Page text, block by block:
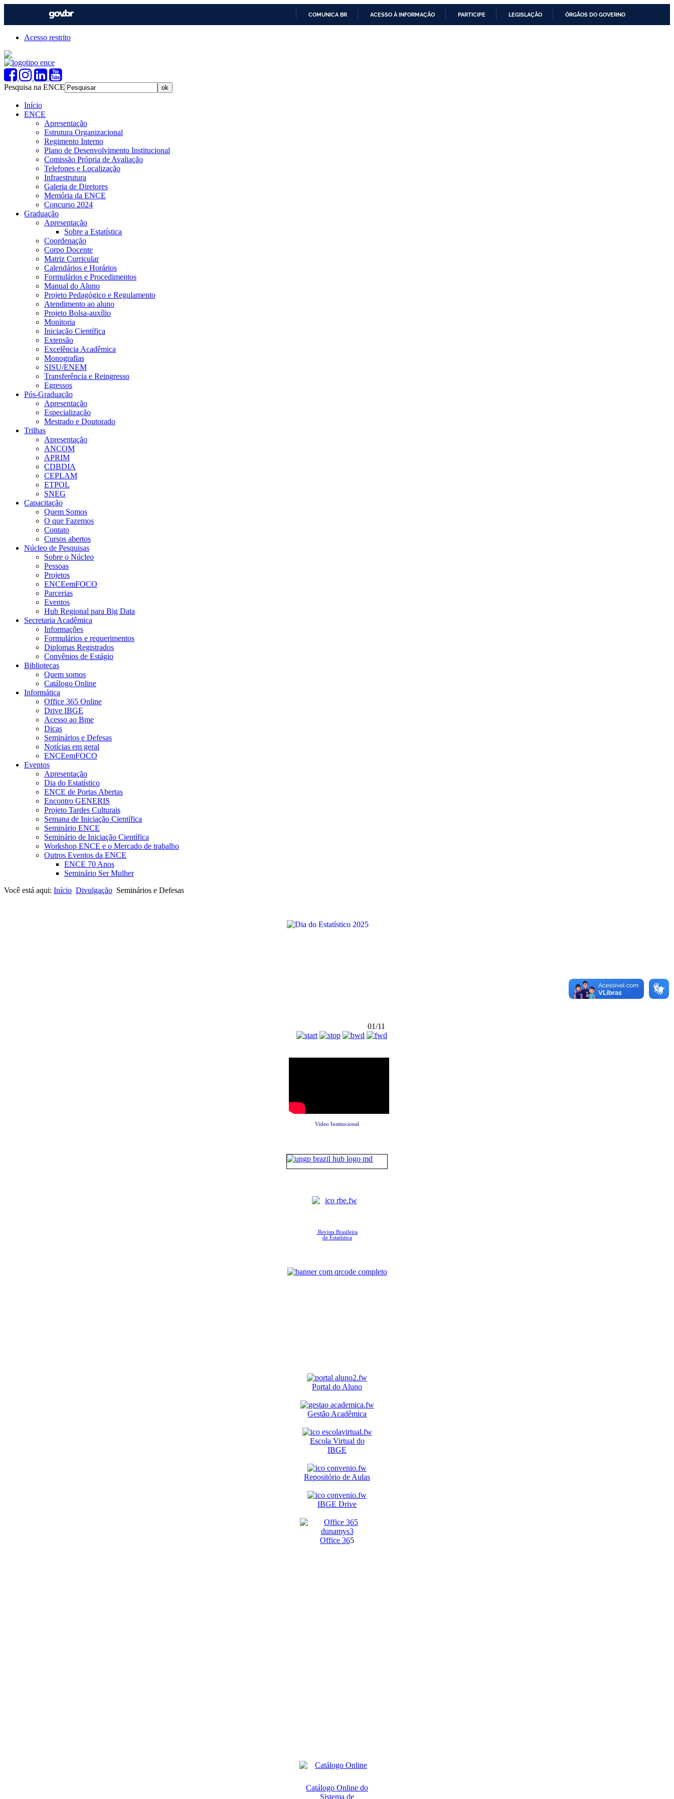
COMUNICA BR ACESSO À INFORMAÇÃO PARTICIPE LEGISLAÇÃO ÓRGÃOS DO GOVERNO
Acesso restrito
Pesquisa na ENCE
Início
ENCE
Apresentação
Estrutura Organizacional
Regimento Interno
Plano de Desenvolvimento Institucional
Comissão Própria de Avaliação
Telefones e Localização
Infraestrutura
Galeria de Diretores
Memória da ENCE
Concurso 2024
Graduação
Apresentação
Sobre a Estatística
Coordenação
Corpo Docente
Matriz Curricular
Calendários e Horários
Formulários e Procedimentos
Manual do Aluno
Projeto Pedagógico e Regulamento
Atendimento ao aluno
Projeto Bolsa-auxílio
Monitoria
Iniciação Científica
Extensão
Excelência Acadêmica
Monografias
SISU/ENEM
Transferência e Reingresso
Egressos
Pós-Graduação
Apresentação
Especialização
Mestrado e Doutorado
Trilhas
Apresentação
ANCOM
APRIM
CDBDIA
CEPLAM
ETPOL
SNEG
Capacitação
Quem Somos
O que Fazemos
Contato
Cursos abertos
Núcleo de Pesquisas
Sobre o Núcleo
Pessoas
Projetos
ENCEemFOCO
Parcerias
Eventos
Hub Regional para Big Data
Secretaria Acadêmica
Informações
Formulários e requerimentos
Diplomas Registrados
Convênios de Estágio
Bibliotecas
Quem somos
Catálogo Online
Informática
Office 365 Online
Drive IBGE
Acesso ao Bme
Dicas
Seminários e Defesas
Notícias em geral
ENCEemFOCO
Eventos
Apresentação
Dia do Estatístico
ENCE de Portas Abertas
Encontro GENERIS
Projeto Tardes Culturais
Semana de Iniciação Científica
Seminário ENCE
Seminário de Iniciação Científica
Workshop ENCE e o Mercado de trabalho
Outros Eventos da ENCE
ENCE 70 Anos
Seminário Ser Mulher
Você está aqui: Início Divulgação Seminários e Defesas
01/11
Vídeo Institucional
Revista Brasileira
de Estatística
Portal do Aluno
Gestão Acadêmica
Escola Virtual do
IBGE
Repositório de Aulas
IBGE Drive
Office 365
Catálogo Online do
Sistema de